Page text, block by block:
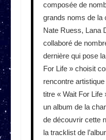
composée de
grands noms de la
Nate Ruess, Lana
collaboré de
dernière qui pose
For Life » choisit
rencontre
titre « Wait For Life
un album de la
de découvrir cette
la tracklist de